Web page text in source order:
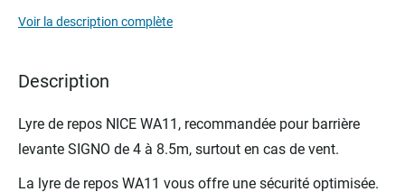
beginning
images
Voir la description complète
Description
Lyre de repos NICE WA11, recommandée pour barrière
levante SIGNO de 4 à 8.5m, surtout en cas de vent.
La lyre de repos WA11 vous offre une sécurité optimisée.